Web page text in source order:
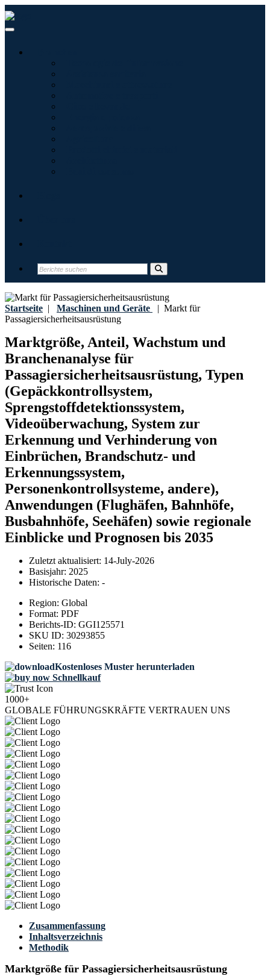
Startseite | Maschinen und Geräte | Markt für
Passagiersicherheitsausrüstung
Marktgröße, Anteil, Wachstum und
Branchenanalyse für
Passagiersicherheitsausrüstung, Typen
(Gepäckkontrollsystem,
Sprengstoffdetektionssystem,
Videoüberwachung, System zur
Erkennung und Verhinderung von
Einbrüchen, Brandschutz- und
Erkennungssystem,
Personenkontrollsysteme, andere),
Anwendungen (Flughäfen, Bahnhöfe,
Busbahnhöfe, Seehäfen) sowie regionale
Einblicke und Prognosen bis 2035
Zuletzt aktualisiert: 14-July-2026
Basisjahr: 2025
Historische Daten: -
Region: Global
Format: PDF
Berichts-ID: GGI125571
SKU ID: 30293855
Seiten: 116
Kostenloses Muster herunterladen
Schnellkauf
1000+
GLOBALE FÜHRUNGSKRÄFTE VERTRAUEN UNS
Zusammenfassung
Inhaltsverzeichnis
Methodik
Marktgröße für Passagiersicherheitsausrüstung